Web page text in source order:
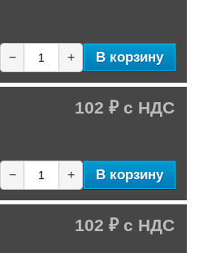
− + В корзину
102 ₽
− + В корзину
102 ₽